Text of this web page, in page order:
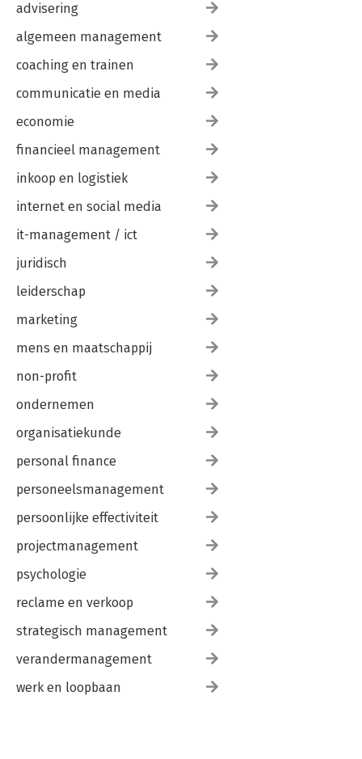
advisering
algemeen management
coaching en trainen
communicatie en media
economie
financieel management
inkoop en logistiek
internet en social media
it-management / ict
juridisch
leiderschap
marketing
mens en maatschappij
non-profit
ondernemen
organisatiekunde
personal finance
personeelsmanagement
persoonlijke effectiviteit
projectmanagement
psychologie
reclame en verkoop
strategisch management
verandermanagement
werk en loopbaan